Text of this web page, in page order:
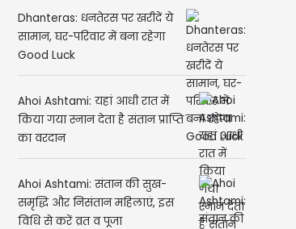
Most Read Stories
Dhanteras: धनतेरस पर खरीदें ये
सामान, घर-परिवार में बना रहेगा
Ahoi Ashtami: यहां आधी रात में
किया गया स्नान देता है संतान प्राप्ति
Ahoi Ashtami: संतान की सुख-